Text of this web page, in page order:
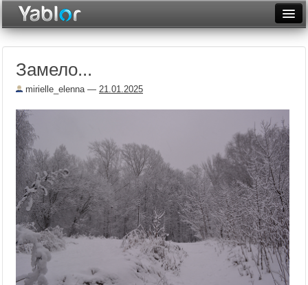
Месяц
Архив
Фототоп
Видеотоп
Замело...
mirielle_elenna— 21.01.2025